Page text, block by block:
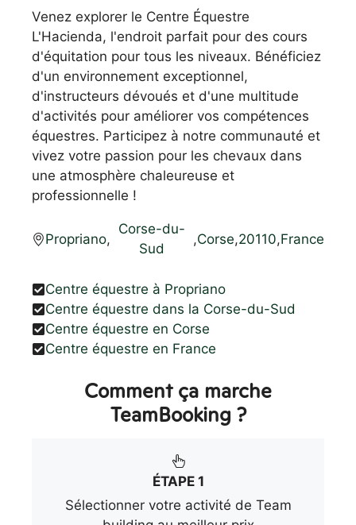
Venez explorer le Centre Équestre
L'Hacienda, l'endroit parfait pour des cours
d'équitation pour tous les niveaux. Bénéficiez
d'un environnement exceptionnel,
d'instructeurs dévoués et d'une multitude
d'activités pour améliorer vos compétences
équestres. Participez à notre communauté et
vivez votre passion pour les chevaux dans
une atmosphère chaleureuse et
professionnelle !
Propriano,
Corse-du-
Sud
,Corse,20110,France
Centre équestre à Propriano
Centre équestre dans la Corse-du-Sud
Centre équestre en Corse
Centre équestre en France
Comment ça marche
TeamBooking ?
ÉTAPE 1
Sélectionner votre activité de Team